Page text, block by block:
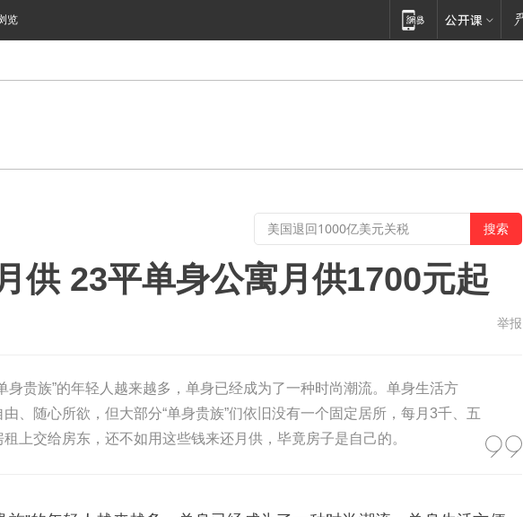
览
供 23平单身公寓月供1700元起
举报
身贵族”的年轻人越来越多，单身已经成为了一种时尚潮流。单身生活方
由、随心所欲，但大部分“单身贵族”们依旧没有一个固定居所，每月3千、五
租上交给房东，还不如用这些钱来还月供，毕竟房子是自己的。